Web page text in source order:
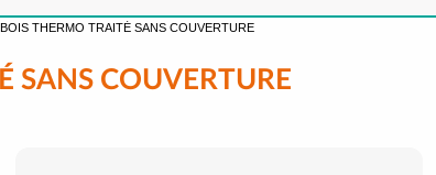
THERMO TRAITÉ SANS COUVERTURE
SANS COUVERTURE